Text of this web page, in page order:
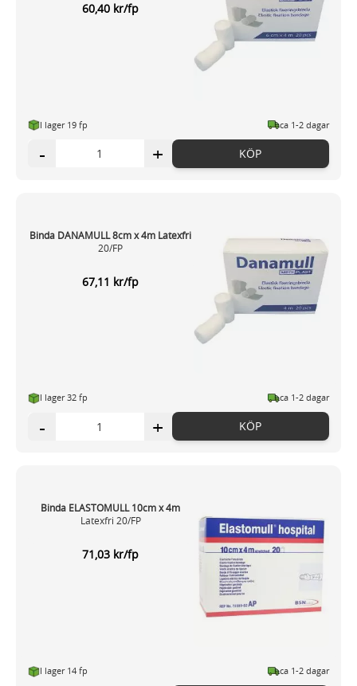
60,40 kr/fp
I lager 19 fp ca 1-2 dagar
- + KÖP
Binda DANAMULL 8cm x 4m Latexfri
20/FP
67,11 kr/fp
I lager 32 fp ca 1-2 dagar
- + KÖP
Binda ELASTOMULL 10cm x 4m
Latexfri 20/FP
71,03 kr/fp
I lager 14 fp ca 1-2 dagar